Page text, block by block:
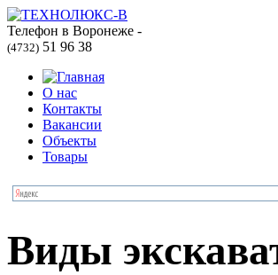
Телефон в Воронеже -
(4732) 51 96 38
О нас
Контакты
Вакансии
Объекты
Товары
Виды